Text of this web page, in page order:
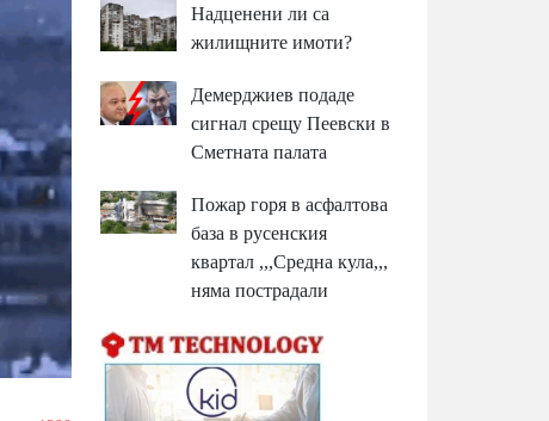
Надценени ли са
жилищните имоти?
Демерджиев подаде
сигнал срещу Пеевски в
Сметната палата
Пожар горя в асфалтова
база в русенския
квартал ,,,Средна кула,,,
няма пострадали